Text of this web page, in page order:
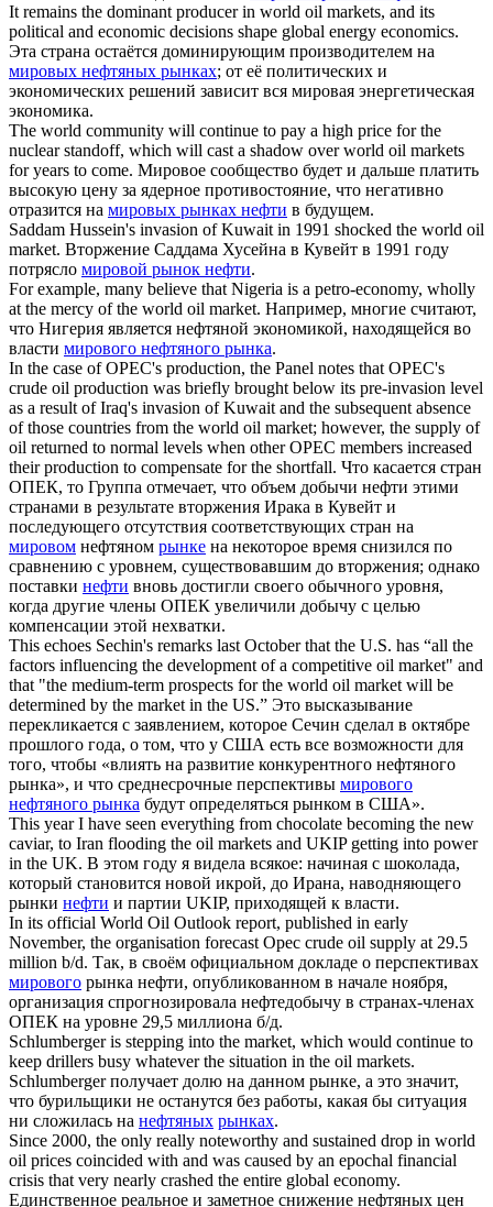
It remains the dominant producer in world oil markets, and its
political and economic decisions shape global energy economics.
Эта страна остаётся доминирующим производителем на
мировых нефтяных рынках; от её политических и
экономических решений зависит вся мировая энергетическая
экономика.
The world community will continue to pay a high price for the
nuclear standoff, which will cast a shadow overworld oil markets
for years to come. Мировое сообщество будет и дальше платить
высокую цену за ядерное противостояние, что негативно
отразится на мировых рынках нефти в будущем.
Saddam Hussein's invasion of Kuwait in 1991 shocked the world oil
market. Вторжение Саддама Хусейна в Кувейт в 1991 году
потрясло мировой рынок нефти.
For example, many believe that Nigeria is a petro-economy, wholly
at the mercy of the world oil market. Например, многие считают,
что Нигерия является нефтяной экономикой, находящейся во
власти мирового нефтяного рынка.
In the case of OPEC's production, the Panel notes that OPEC's
crude oil production was briefly brought below its pre-invasion level
as a result of Iraq's invasion of Kuwait and the subsequent absence
of those countries from the world oil market; however, the supply of
oil returned to normal levels when other OPEC members increased
their production to compensate for the shortfall. Что касается стран
ОПЕК, то Группа отмечает, что объем добычи нефти этими
странами в результате вторжения Ирака в Кувейт и
последующего отсутствия соответствующих стран на
мировом нефтяном рынке на некоторое время снизился по
сравнению с уровнем, существовавшим до вторжения; однако
поставки нефти вновь достигли своего обычного уровня,
когда другие члены ОПЕК увеличили добычу с целью
компенсации этой нехватки.
This echoes Sechin's remarks last October that the U.S. has “all the
factors influencing the development of a competitive oil market" and
that "the medium-term prospects for the world oil marketwill be
determined by the market in the US.” Это высказывание
перекликается с заявлением, которое Сечин сделал в октябре
прошлого года, о том, что у США есть все возможности для
того, чтобы «влиять на развитие конкурентного нефтяного
рынка», и что среднесрочные перспективы мирового
нефтяного рынка будут определяться рынком в США».
This year I have seen everything from chocolate becoming the new
caviar, to Iran flooding the oil markets and UKIP getting into power
in the UK. В этом году я видела всякое: начиная с шоколада,
который становится новой икрой, до Ирана, наводняющего
рынки нефти и партии UKIP, приходящей к власти.
In its official World Oil Outlook report, published in early
November, the organisation forecast Opec crude oil supply at 29.5
million b/d. Так, в своём официальном докладе о перспективах
мирового рынка нефти, опубликованном в начале ноября,
организация спрогнозировала нефтедобычу в странах-членах
ОПЕК на уровне 29,5 миллиона б/д.
Schlumberger is stepping into the market, which would continue to
keep drillers busy whatever the situation in the oil markets.
Schlumberger получает долю на данном рынке, а это значит,
что бурильщики не останутся без работы, какая бы ситуация
ни сложилась на нефтяных рынках.
Since 2000, the only really noteworthy and sustained drop in world
oil prices coincided with and was caused by an epochal financial
crisis that very nearly crashed the entire global economy.
Единственное реальное и заметное снижение нефтяных цен